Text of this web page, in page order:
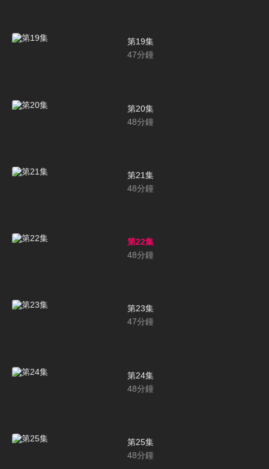
第19集
47分鐘
第20集
48分鐘
第21集
48分鐘
第22集
48分鐘
第23集
47分鐘
第24集
48分鐘
第25集
48分鐘